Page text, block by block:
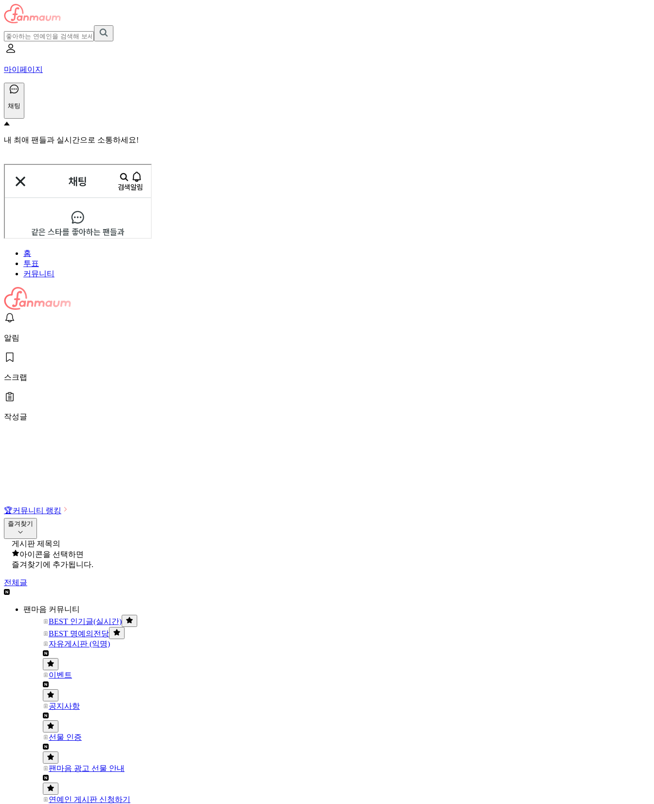
마이페이지
채팅
내 최애 팬들과 실시간으로 소통하세요!
홈
투표
커뮤니티
알림
스크랩
작성글
🏆커뮤니티 랭킹
즐겨찾기
게시판 제목의
아이콘을 선택하면
즐겨찾기에 추가됩니다.
전체글
팬마음 커뮤니티
BEST 인기글(실시간)
BEST 명예의전당
자유게시판 (익명)
이벤트
공지사항
선물 인증
팬마음 광고 선물 안내
연예인 게시판 신청하기